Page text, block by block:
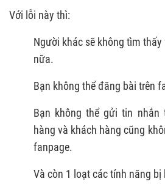
Với lỗi này thì:
Người khác sẽ không tìm
nữa.
Bạn không thể đăng bài trên
Bạn không thể gửi tin nhắn
hàng và khách hàng cũng
fanpage.
Và còn 1 loạt các tính năng bị